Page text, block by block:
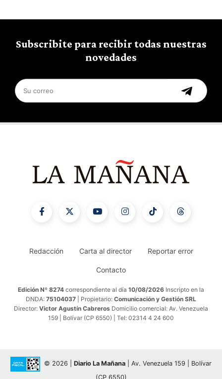
Subscribite para recibir todas nuestras
novedades
Redacción Carta al director Reportar error
Contacto
Edición Nº 8274 correspondiente al día 10/08/2026 Inscripto en la
DNDA: 75104037 | Propietario: Comunicación y Gestión SRL
Director: Victor Agustín Cabreros Domicilio comercial: Av. Venezuela
159 | Bolívar (CP 6550) | Tel: 02314 4 24 600
© 2026 | Diario La Mañana | Av. Venezuela 159 | Bolívar
(CP 6550)